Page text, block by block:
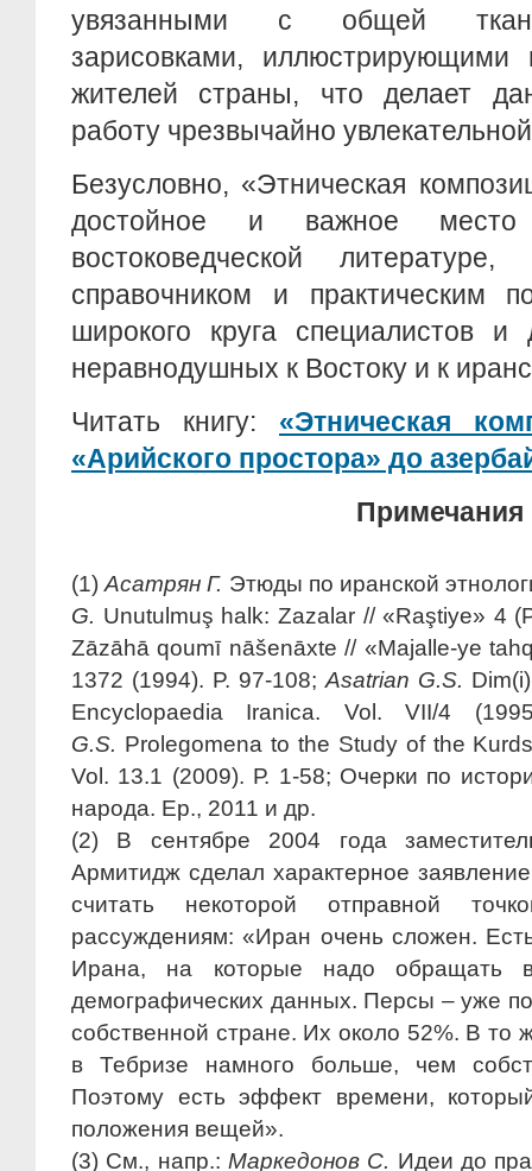
увязанными с общей
зарисовками, иллюстрирующими
жителей страны, что делает
работу чрезвычайно
Безусловно, «Этническая
достойное и важное место
востоковедческой
справочником и практическим
широкого круга специалистов и
неравнодушных к Востоку и к
Читать книгу:
«Этническая
«Арийского простора» до
Примечания
(1)Асатрян Г. Этюды по иранской
G. Unutulmuş halk: Zazalar // «Raştiye» 4
Zāzāhā qoumī nāšenāxte // «Majalle-ye
1372 (1994). P. 97-108; Asatrian G.S.
Encyclopaedia Iranica. Vol. VII/4
G.S. Prolegomena to the Study of the
Vol. 13.1 (2009). Р. 1-58; Очерки по
народа. Ер., 2011 и др.
(2) В сентябре 2004 года
Армитидж сделал характерное
считать некоторой отправной
рассуждениям: «Иран очень сложен.
Ирана, на которые надо обращать
демографических данных. Персы – уже
собственной стране. Их около 52%. В то
в Тебризе намного больше, чем
Поэтому есть эффект времени,
положения вещей».
(3) См., напр.: Маркедонов С. Идеи до